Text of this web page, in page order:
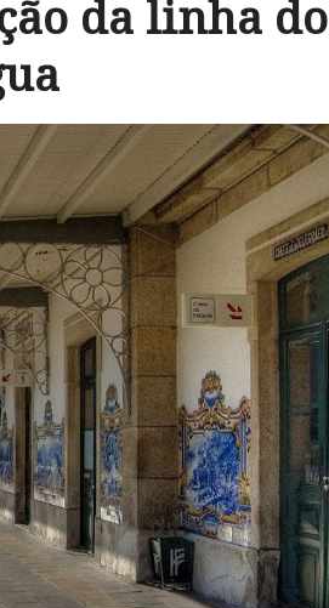
da linha do